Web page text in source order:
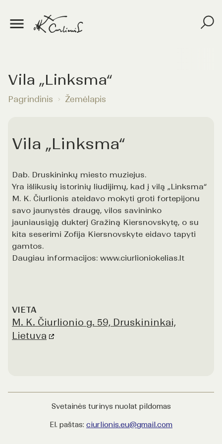
Vila „Linksma“
Pagrindinis Žemėlapis
Vila „Linksma“
Dab. Druskininkų miesto muziejus.
Yra išlikusių istorinių liudijimų, kad į vilą „Linksma“
M. K. Čiurlionis ateidavo mokyti groti fortepijonu
savo jaunystės draugę, vilos savininko
jauniausiąją dukterį Gražiną Kiersnovskytę, o su
kita seserimi Zofija Kiersnovskyte eidavo tapyti
gamtos.
Daugiau informacijos: www.ciurlioniokelias.lt
VIETA
M. K. Čiurlionio g. 59, Druskininkai,
Lietuva
Svetainės turinys nuolat pildomas
El. paštas: ciurlionis.eu@gmail.com